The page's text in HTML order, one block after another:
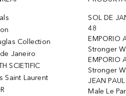
Collection
Janeiro
SCIETIFIC
Saint Laurent
SOL DE
48
EMPORIO
Stronger
EMPORIO
Stronger
JEAN
Male Le